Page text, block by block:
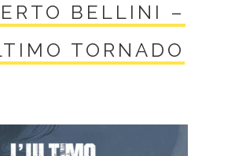
BELLINI –
TORNADO